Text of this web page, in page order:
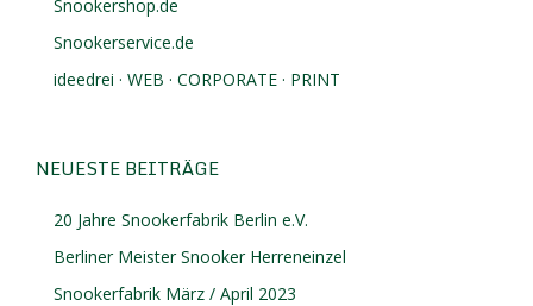
Snookershop.de
Snookerservice.de
ideedrei · WEB · CORPORATE · PRINT
NEUESTE BEITRÄGE
20 Jahre Snookerfabrik Berlin e.V.
Berliner Meister Snooker Herreneinzel
Snookerfabrik März / April 2023